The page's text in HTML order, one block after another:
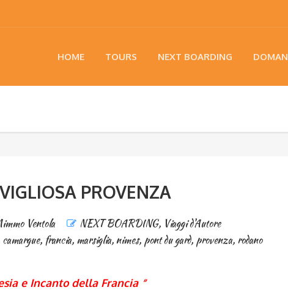
HOME TOURS NEXT BOARDING
PROVENZA
Ventola NEXT BOARDING, Viaggi d'Autore
camargue, francia, marsiglia, nimes, pont du gard, provenza, rodano
e Incanto della Francia “